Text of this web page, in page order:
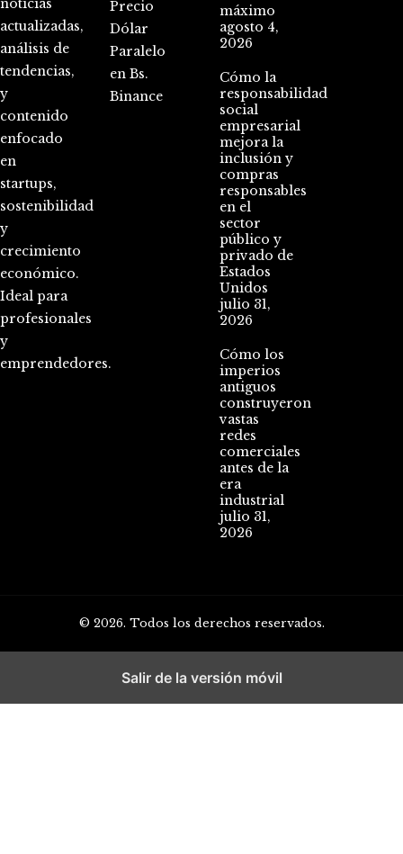
noticias
actualizadas,
análisis de
tendencias,
y
contenido
enfocado
en
startups,
sostenibilidad
y
crecimiento
económico.
Ideal para
profesionales
y
emprendedores.
Precio
Dólar
Paralelo
en Bs.
Binance
máximo
agosto 4,
2026
Cómo la
responsabilidad
social
empresarial
mejora la
inclusión y
compras
responsables
en el
sector
público y
privado de
Estados
Unidos
julio 31,
2026
Cómo los
imperios
antiguos
construyeron
vastas
redes
comerciales
antes de la
era
industrial
julio 31,
2026
© 2026. Todos los derechos reservados.
Salir de la versión móvil